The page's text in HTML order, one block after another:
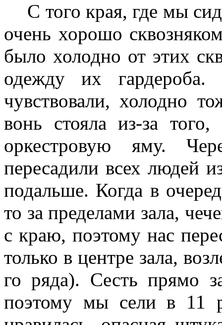
С того края, где мы
очень хорошо
было холодно от этих
одежду их
чувствовали, холодно
вонь стояла из-за
оркестровую яму.
пересадили всех людей
подальше. Когда в
то за пределами зала,
с краю, поэтому нас
только в центре зала,
го ряда). Сесть прямо
поэтому мы сели в 11